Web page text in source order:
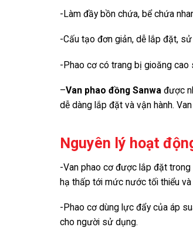
-Làm đầy bồn chứa, bể chứa
-Cấu tạo đơn giản, dễ lắp đặt,
-Phao cơ có trang bị gioăng cao
–Van phao đồng Sanwa được
dễ dàng lắp đặt và vận hành.
Nguyên lý hoạt
-Van phao cơ được lắp đặt
hạ thấp tới mức nước tối thiểu
-Phao cơ dùng lực đẩy của áp
cho người sử dụng.